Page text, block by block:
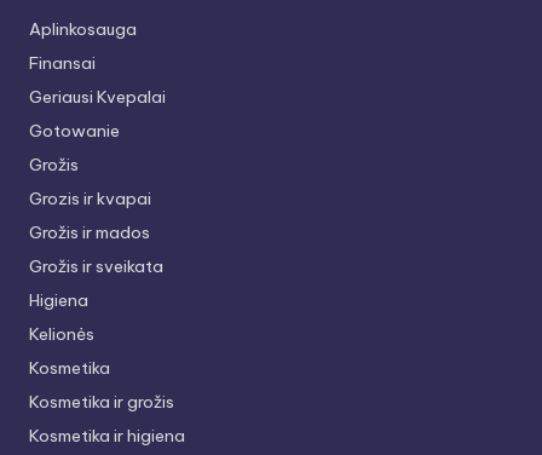
Aplinkosauga
Finansai
Geriausi Kvepalai
Gotowanie
Grožis
Grozis ir kvapai
Grožis ir mados
Grožis ir sveikata
Higiena
Kelionės
Kosmetika
Kosmetika ir grožis
Kosmetika ir higiena